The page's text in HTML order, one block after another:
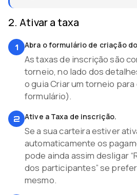
2.Ativar a taxa
1 Abra o formulário de criação
As taxas de inscrição são
torneio, no lado dos
o guia Criar um torneio
formulário).
2 Ative a Taxa de inscrição.
Se a sua carteira estiver
automaticamente os
pode ainda assim desligar
dos participantes” se
mesmo.